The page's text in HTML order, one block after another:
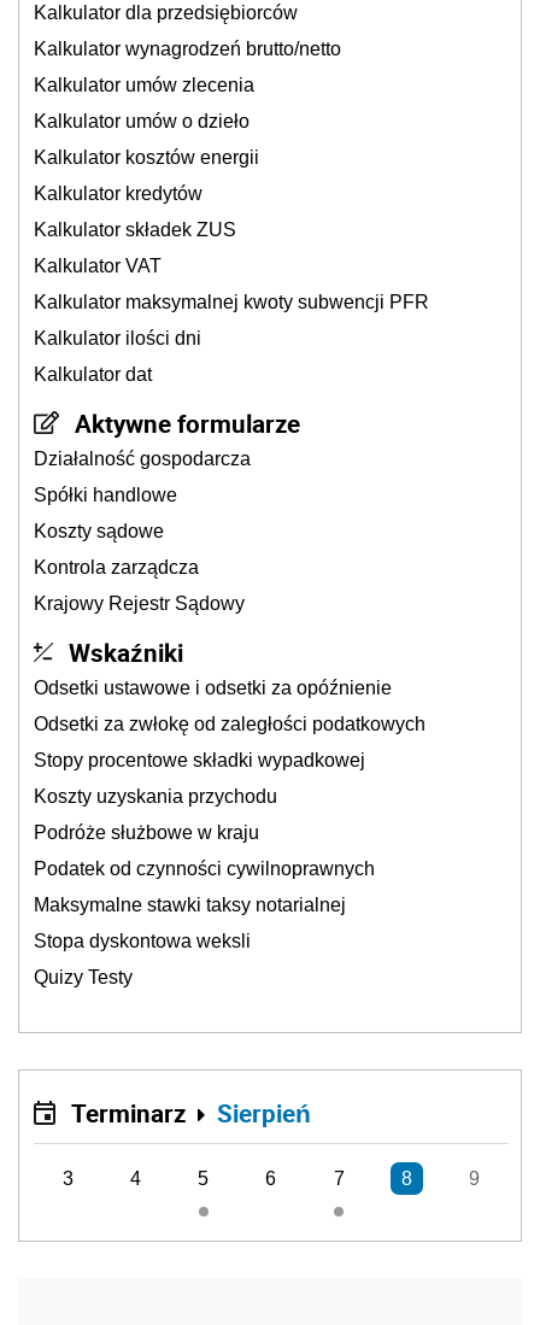
Kalkulator dla przedsiębiorców
Kalkulator wynagrodzeń brutto/netto
Kalkulator umów zlecenia
Kalkulator umów o dzieło
Kalkulator kosztów energii
Kalkulator kredytów
Kalkulator składek ZUS
Kalkulator VAT
Kalkulator maksymalnej kwoty subwencji PFR
Kalkulator ilości dni
Kalkulator dat
Aktywne formularze
Działalność gospodarcza
Spółki handlowe
Koszty sądowe
Kontrola zarządcza
Krajowy Rejestr Sądowy
Wskaźniki
Odsetki ustawowe i odsetki za opóźnienie
Odsetki za zwłokę od zaległości podatkowych
Stopy procentowe składki wypadkowej
Koszty uzyskania przychodu
Podróże służbowe w kraju
Podatek od czynności cywilnoprawnych
Maksymalne stawki taksy notarialnej
Stopa dyskontowa weksli
Quizy Testy
Terminarz Sierpień
3 4 5 6 7 8 9